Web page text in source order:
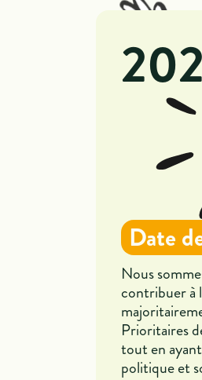
Date
Nous
contribuer à
Prioritaires
tout en
politique et